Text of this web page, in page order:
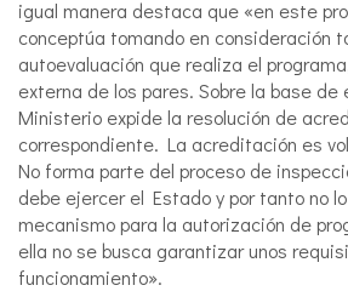
igual manera destaca que «en este
conceptúa tomando en consideración
autoevaluación que realiza el
externa de los pares. Sobre la base de
Ministerio expide la resolución de
correspondiente. La acreditación es
No forma parte del proceso de
debe ejercer el Estado y por tanto no
mecanismo para la autorización de
ella no se busca garantizar unos
funcionamiento».